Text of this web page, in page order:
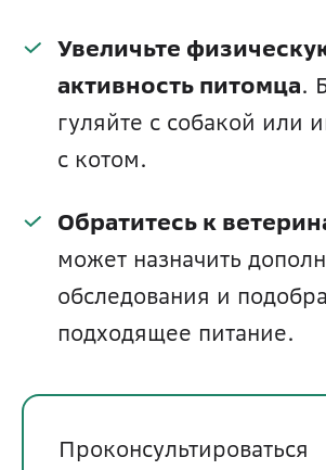
Увеличьте
активность питомца.
гуляйте с собакой или
с котом.
Обратитесь к
может назначить
обследования и
подходящее питание.
Проконсультироваться